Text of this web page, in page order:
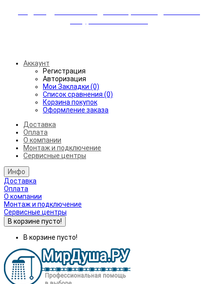
Аккаунт
Регистрация
Авторизация
Мои Закладки (0)
Список сравнения (0)
Корзина покупок
Оформление заказа
Доставка
Оплата
О компании
Монтаж и подключение
Сервисные центры
Инфо
Доставка
Оплата
О компании
Монтаж и подключение
Сервисные центры
В корзине пусто!
В корзине пусто!